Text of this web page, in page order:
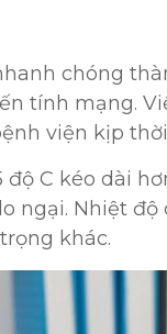
chóng
tính mạng.
viện kịp
độ C kéo dài
ngại. Nhiệt
khác.